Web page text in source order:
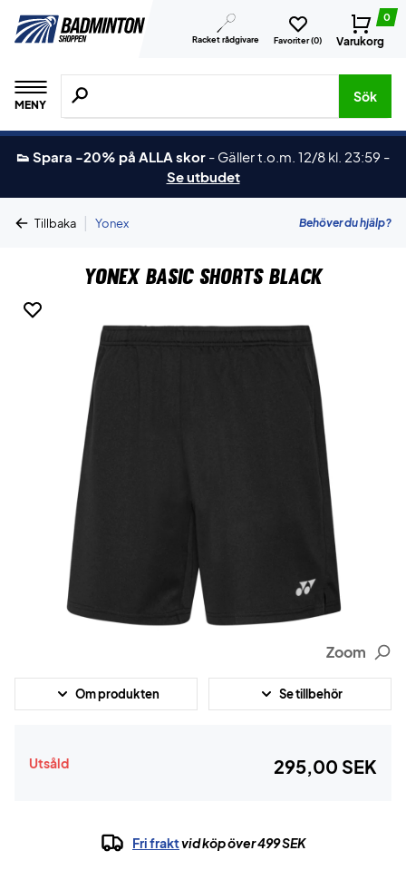
Racket rådgivare Favoriter (0)
0
Varukorg
MENY
Sök efter produkter, märken osv.
Sök
👟 Spara -20% på ALLA skor - Gäller t.o.m. 12/8 kl. 23:59 -
Se utbudet
Tillbaka | Yonex Behöver du hjälp?
Yonex Basic Shorts Black
Zoom
Om produkten Se tillbehör
Utsåld 295,00 SEK
Fri fraktvid köp över 499 SEK